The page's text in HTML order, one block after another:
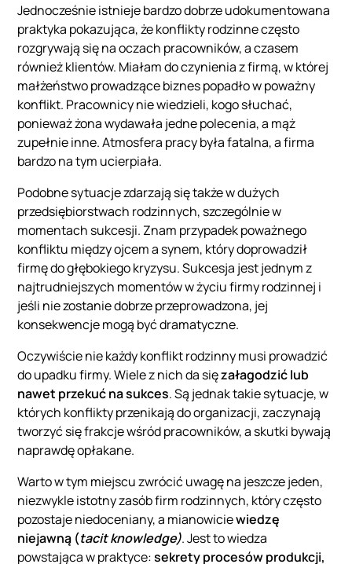
Jednocześnie istnieje bardzo dobrze udokumentowana
praktyka pokazująca, że konflikty rodzinne często
rozgrywają się na oczach pracowników, a czasem
również klientów. Miałam do czynienia z firmą, w której
małżeństwo prowadzące biznes popadło w poważny
konflikt. Pracownicy nie wiedzieli, kogo słuchać,
ponieważ żona wydawała jedne polecenia, a mąż
zupełnie inne. Atmosfera pracy była fatalna, a firma
bardzo na tym ucierpiała.
Podobne sytuacje zdarzają się także w dużych
przedsiębiorstwach rodzinnych, szczególnie w
momentach sukcesji. Znam przypadek poważnego
konfliktu między ojcem a synem, który doprowadził
firmę do głębokiego kryzysu. Sukcesja jest jednym z
najtrudniejszych momentów w życiu firmy rodzinnej i
jeśli nie zostanie dobrze przeprowadzona, jej
konsekwencje mogą być dramatyczne.
Oczywiście nie każdy konflikt rodzinny musi prowadzić
do upadku firmy. Wiele z nich da sięzałagodzić lub
nawet przekuć na sukces. Są jednak takie sytuacje, w
których konflikty przenikają do organizacji, zaczynają
tworzyć się frakcje wśród pracowników, a skutki bywają
naprawdę opłakane.
Warto w tym miejscu zwrócić uwagę na jeszcze jeden,
niezwykle istotny zasób firm rodzinnych, który często
pozostaje niedoceniany, a mianowiciewiedzę
niejawną (tacit knowledge). Jest to wiedza
powstająca w praktyce:sekrety procesów produkcji,